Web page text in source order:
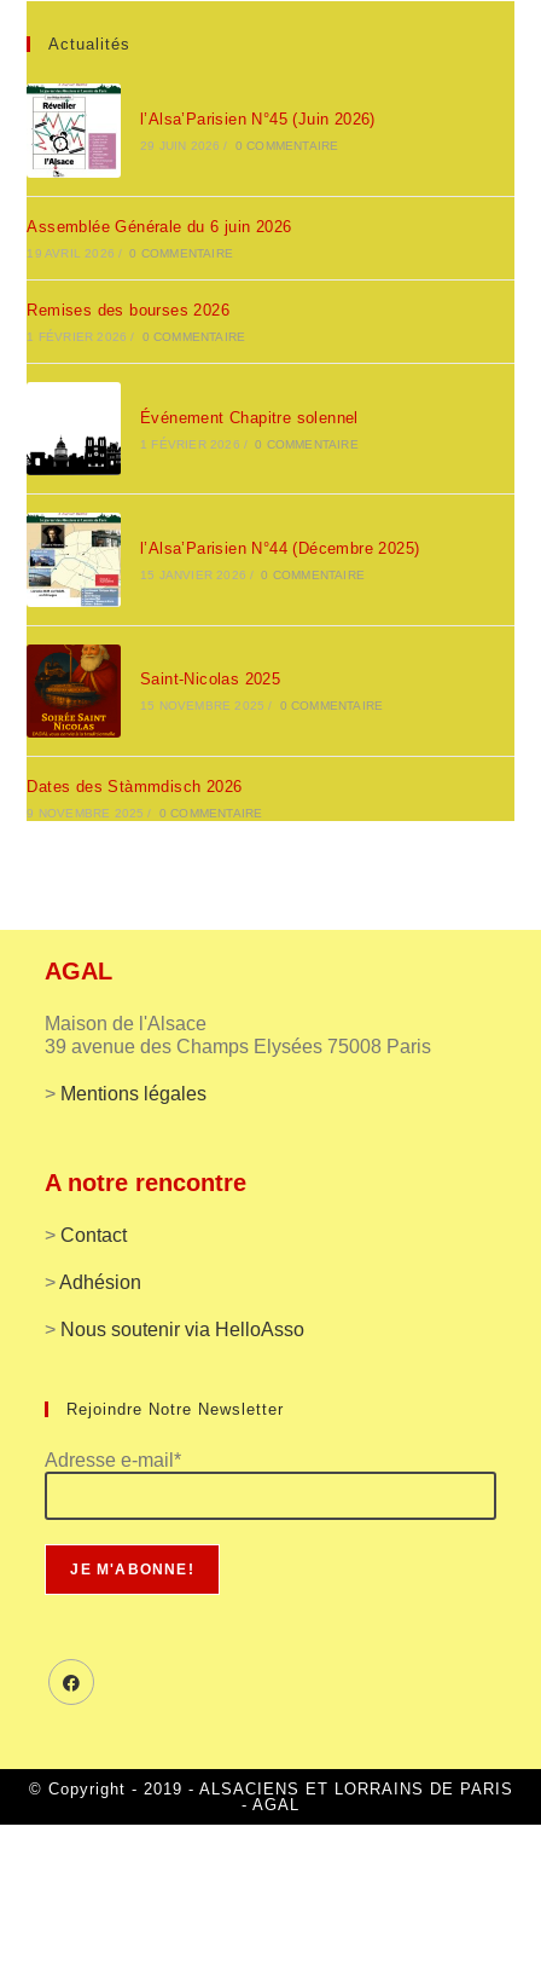
Actualités
l’Alsa’Parisien N°45 (Juin 2026)
29 JUIN 2026 / 0 COMMENTAIRE
Assemblée Générale du 6 juin 2026
19 AVRIL 2026 / 0 COMMENTAIRE
Remises des bourses 2026
1 FÉVRIER 2026 / 0 COMMENTAIRE
Événement Chapitre solennel
1 FÉVRIER 2026 / 0 COMMENTAIRE
l’Alsa’Parisien N°44 (Décembre 2025)
15 JANVIER 2026 / 0 COMMENTAIRE
Saint-Nicolas 2025
15 NOVEMBRE 2025 / 0 COMMENTAIRE
Dates des Stàmmdisch 2026
9 NOVEMBRE 2025 / 0 COMMENTAIRE
AGAL
Maison de l'Alsace
39 avenue des Champs Elysées 75008 Paris
> Mentions légales
A notre rencontre
>Contact
>Adhésion
> Nous soutenir via HelloAsso
Rejoindre Notre Newsletter
Adresse e-mail*
© Copyright - 2019 - ALSACIENS ET LORRAINS DE PARIS
- AGAL